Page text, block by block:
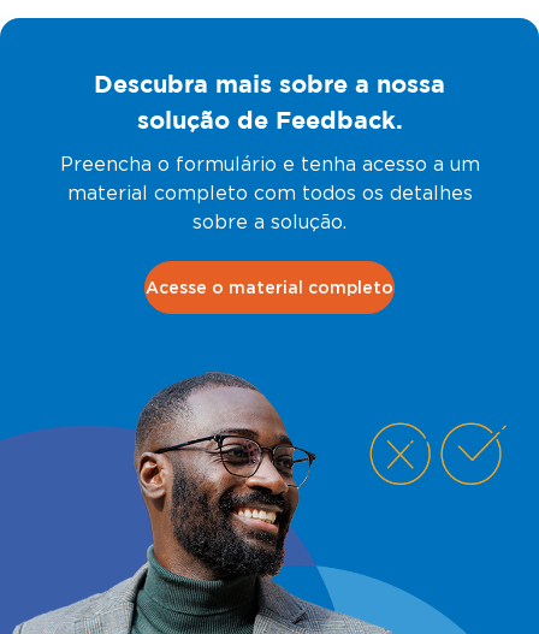
Descubra mais sobre a nossa
solução de Feedback.
Preencha o formulário e tenha acesso a um
material completo com todos os detalhes
sobre a solução.
Acesse o material completo